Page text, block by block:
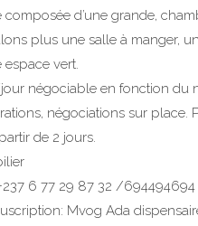
composée d’une grande,
plus une salle à manger,
vert.
négociable en fonction du
négociations sur place.
de 2 jours.
6 77 29 87 32 /694494694
Mvog Ada